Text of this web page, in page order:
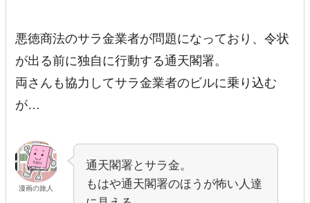
悪徳商法のサラ金業者が問題になっており、令状
が出る前に独自に行動する通天閣署。
両さんも協力してサラ金業者のビルに乗り込む
が…
漫画の旅人
通天閣署とサラ金。
もはや通天閣署のほうが怖い人達